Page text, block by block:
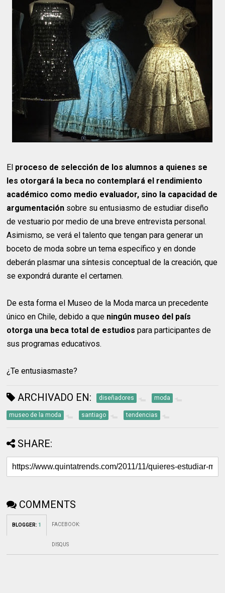
El proceso de selección de los alumnos a quienes se
les otorgará la beca no contemplará el rendimiento
académico como medio evaluador, sino la capacidad de
argumentación sobre su entusiasmo de estudiar diseño
de vestuario por medio de una breve entrevista personal.
Asimismo, se verá el talento que tengan para generar un
boceto de moda sobre un tema específico y en donde
deberán plasmar una síntesis conceptual de la creación, que
se expondrá durante el certamen.
De esta forma el Museo de la Moda marca un precedente
único en Chile, debido a que ningún museo del país
otorga una beca total de estudios para participantes de
sus programas educativos.
¿Te entusiasmaste?
ARCHIVADO EN: diseñadores moda
museo de la moda santiago tendencias
SHARE:
COMMENTS
BLOGGER: 1 FACEBOOK:
DISQUS